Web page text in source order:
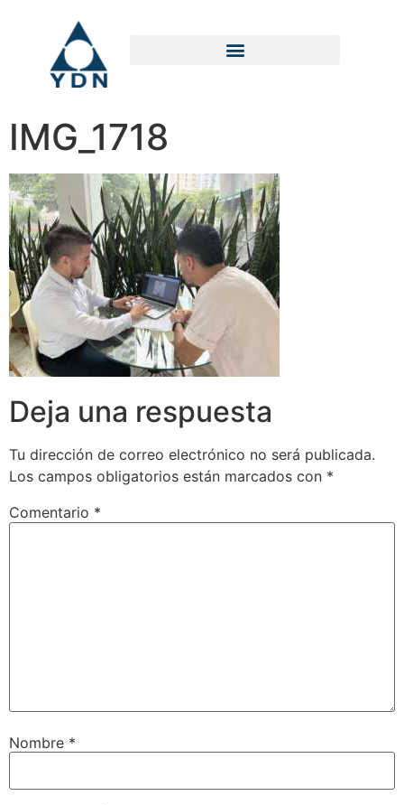
IMG_1718
Deja una respuesta
Tu dirección de correo electrónico no será publicada.
Los campos obligatorios están marcados con *
Comentario *
Nombre *